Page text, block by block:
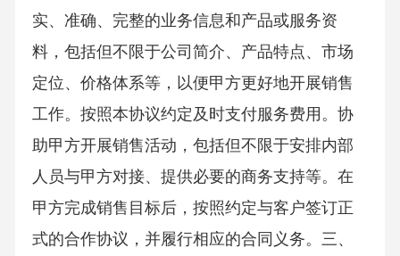
实、准确、完整的业务信息和产品或服务资
料，包括但不限于公司简介、产品特点、市场
定位、价格体系等，以便甲方更好地开展销售
工作。按照本协议约定及时支付服务费用。协
助甲方开展销售活动，包括但不限于安排内部
人员与甲方对接、提供必要的商务支持等。在
甲方完成销售目标后，按照约定与客户签订正
式的合作协议，并履行相应的合同义务。三、